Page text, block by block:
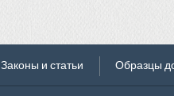
Законы и статьи Образцы